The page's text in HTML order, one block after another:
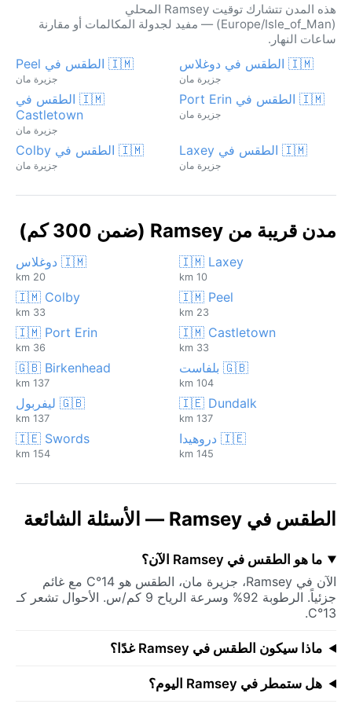
هذه المدن تتشارك توقيت Ramsey المحلي
(Europe/Isle_of_Man) — مفيد لجدولة المكالمات أو مقارنة
ساعات النهار.
🇮🇲 الطقس في دوغلاس
جزيرة مان
🇮🇲 الطقس في Peel
جزيرة مان
🇮🇲 الطقس في Port Erin
جزيرة مان
🇮🇲 الطقس في
Castletown
جزيرة مان
🇮🇲 الطقس في Laxey
جزيرة مان
🇮🇲 الطقس في Colby
جزيرة مان
مدن قريبة من Ramsey (ضمن 300 كم)
🇮🇲 Laxey
10 km
🇮🇲 دوغلاس
20 km
🇮🇲 Peel
23 km
🇮🇲 Colby
33 km
🇮🇲 Castletown
33 km
🇮🇲 Port Erin
36 km
🇬🇧 بلفاست
104 km
🇬🇧 Birkenhead
137 km
🇮🇪 Dundalk
137 km
🇬🇧 ليفربول
137 km
🇮🇪 دروهيدا
145 km
🇮🇪 Swords
154 km
الطقس في Ramsey — الأسئلة الشائعة
ما هو الطقس في Ramsey الآن؟
الآن في Ramsey، جزيرة مان، الطقس هو 14°C مع غائم
جزئياً. الرطوبة 92% وسرعة الرياح 9 كم/س. الأحوال تشعر كـ
13°C.
ماذا سيكون الطقس في Ramsey غدًا؟
هل ستمطر في Ramsey اليوم؟